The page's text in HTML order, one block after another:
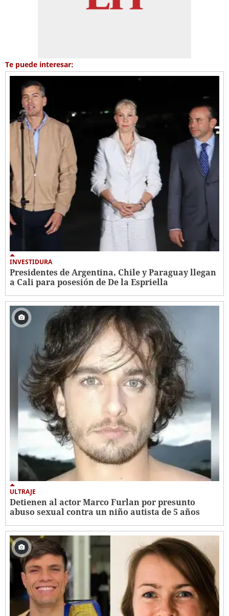
Te puede interesar:
INVESTIDURA
Presidentes de Argentina, Chile y Paraguay llegan
a Cali para posesión de De la Espriella
ULTRAJE
Detienen al actor Marco Furlan por presunto
abuso sexual contra un niño autista de 5 años